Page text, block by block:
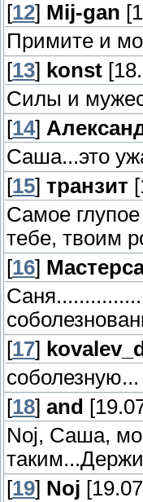
[12] Mij-gan
Примите и
[13] konst
Силы и
[14]
Саша...это
[15] транзит
Самое
тебе, твоим
[16]
[17]
соболезную...
[18] and
Noj, Саша,
[19] Noj